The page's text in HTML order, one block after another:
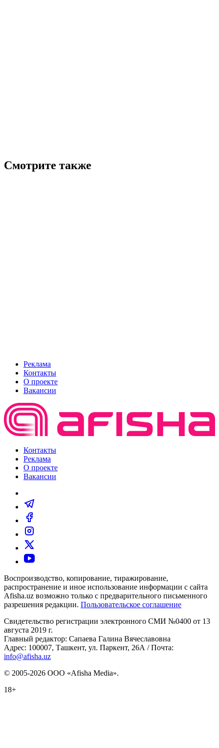
Смотрите также
Реклама
Контакты
О проекте
Вакансии
Контакты
Реклама
О проекте
Вакансии
Воспроизводство, копирование, тиражирование,
распространение и иное использование информации с сайта
Afisha.uz возможно только с предварительного письменного
разрешения редакции. Пользовательское соглашение
Свидетельство регистрации электронного СМИ №0400 от 13
августа 2019 г.
Главный редактор: Сапаева Галина Вячеславовна
Адрес: 100007, Ташкент, ул. Паркент, 26А / Почта:
info@afisha.uz
© 2005-2026 ООО «Afisha Media».
18+